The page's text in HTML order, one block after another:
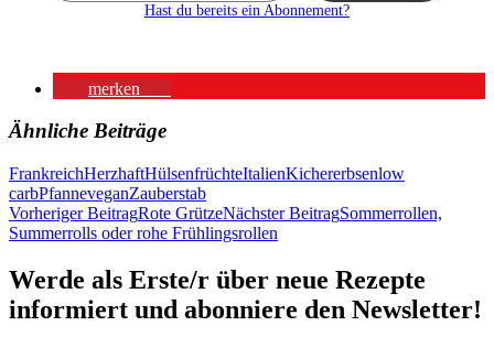
Hast du bereits ein Abonnement?
merken
Ähnliche Beiträge
FrankreichHerzhaftHülsenfrüchteItalienKichererbsenlow
carbPfanneveganZauberstab
Beitragsnavigation
Vorheriger BeitragRote GrützeNächster BeitragSommerrollen,
Summerrolls oder rohe Frühlingsrollen
Werde als Erste/r über neue Rezepte
informiert und abonniere den Newsletter!